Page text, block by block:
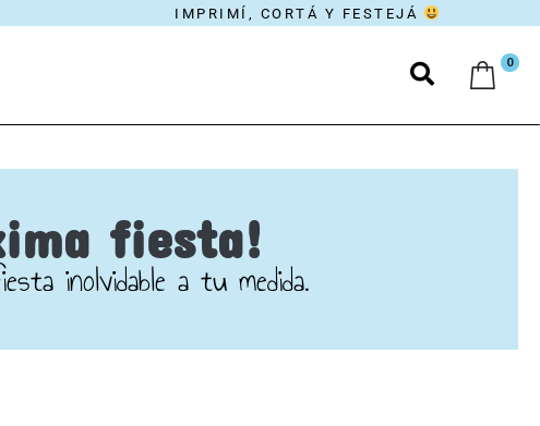
IMPRIMÍ, CORTÁ Y FESTEJÁ
0
fiesta!
inolvidable a tu medida.